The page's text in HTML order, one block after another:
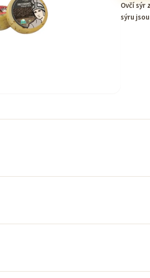
Ovčí sýr
sýru